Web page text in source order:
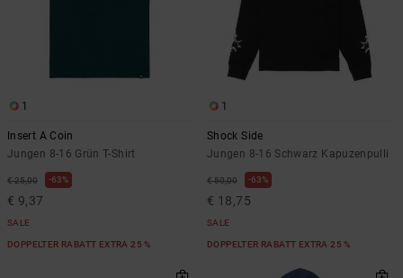
1
Insert A Coin
Jungen 8-16 Grün T-Shirt
€ 25,00 63%
€ 9,37
SALE
DOPPELTER RABATT EXTRA 25 %
1
Shock Side
Jungen 8-16 Schwarz Kapuzenpulli
€ 50,00 63%
€ 18,75
SALE
DOPPELTER RABATT EXTRA 25 %